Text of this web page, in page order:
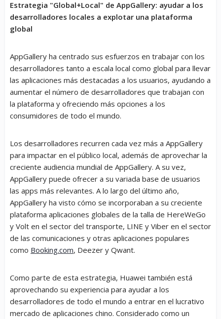
Estrategia "Global+Local" de AppGallery: ayudar a los
desarrolladores locales a explotar una plataforma
global
AppGallery ha centrado sus esfuerzos en trabajar con los
desarrolladores tanto a escala local como global para llevar
las aplicaciones más destacadas a los usuarios, ayudando a
aumentar el número de desarrolladores que trabajan con
la plataforma y ofreciendo más opciones a los
consumidores de todo el mundo.
Los desarrolladores recurren cada vez más a AppGallery
para impactar en el público local, además de aprovechar la
creciente audiencia mundial de AppGallery. A su vez,
AppGallery puede ofrecer a su variada base de usuarios
las apps más relevantes. A lo largo del último año,
AppGallery ha visto cómo se incorporaban a su creciente
plataforma aplicaciones globales de la talla de HereWeGo
y Volt en el sector del transporte, LINE y Viber en el sector
de las comunicaciones y otras aplicaciones populares
como Booking.com, Deezer y Qwant.
Como parte de esta estrategia, Huawei también está
aprovechando su experiencia para ayudar a los
desarrolladores de todo el mundo a entrar en el lucrativo
mercado de aplicaciones chino. Considerado como un